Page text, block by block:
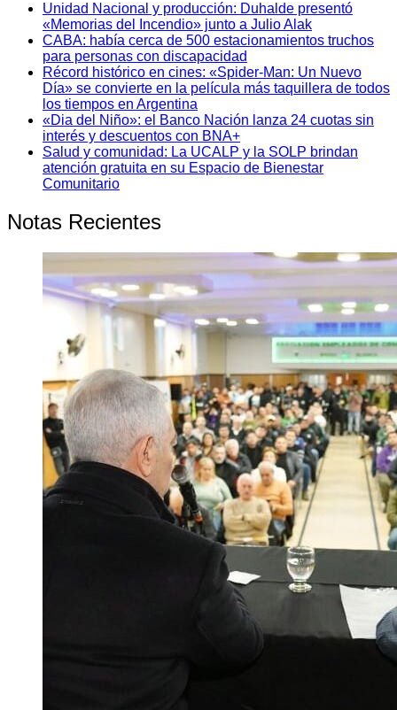
Unidad Nacional y producción: Duhalde presentó
«Memorias del Incendio» junto a Julio Alak
CABA: había cerca de 500 estacionamientos truchos
para personas con discapacidad
Récord histórico en cines: «Spider-Man: Un Nuevo
Día» se convierte en la película más taquillera de todos
los tiempos en Argentina
«Dia del Niño»: el Banco Nación lanza 24 cuotas sin
interés y descuentos con BNA+
Salud y comunidad: La UCALP y la SOLP brindan
atención gratuita en su Espacio de Bienestar
Comunitario
Notas Recientes